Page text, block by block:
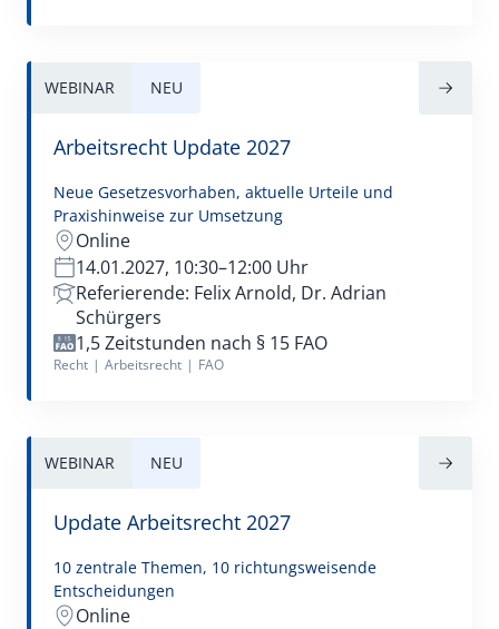
WEBINAR NEU
Arbeitsrecht Update 2027
Neue Gesetzesvorhaben, aktuelle Urteile und
Praxishinweise zur Umsetzung
Online
14.01.2027, 10:30–12:00 Uhr
Referierende: Felix Arnold, Dr. Adrian
Schürgers
1,5 Zeitstunden nach § 15 FAO
Recht | Arbeitsrecht | FAO
WEBINAR NEU
Update Arbeitsrecht 2027
10 zentrale Themen, 10 richtungsweisende
Entscheidungen
Online